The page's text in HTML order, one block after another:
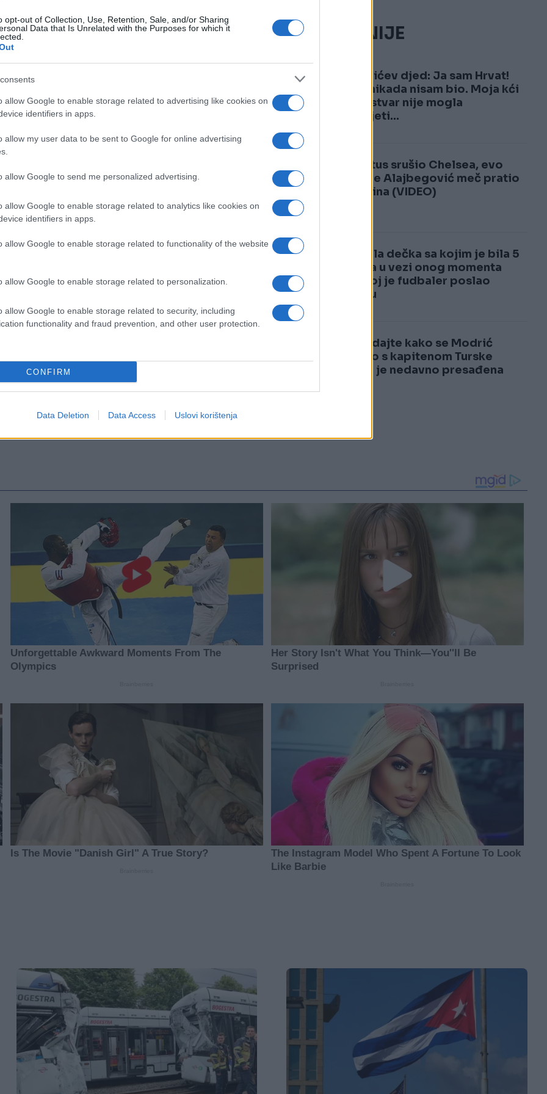
opt-out of Collection, Use, Retention, Sale, and/or Sharing
Data that Is Unrelated with the Purposes for which it
allow Google to enable storage related to advertising like cookies on
identifiers in apps.
allow my user data to be sent to Google for online advertising
allow Google to send me personalized advertising.
allow Google to enable storage related to analytics like cookies on
identifiers in apps.
allow Google to enable storage related to functionality of the website
allow Google to enable storage related to personalization.
allow Google to enable storage related to security, including
functionality and fraud prevention, and other user protection.
CONFIRM
Data Deletion Data Access Uslovi korištenja
otkazan. Prema najavama, otkazat će se i
Mnogi su u njemu vidjeli blistavu
Premiershipu, a za njega je bio posebno
a njegova porodica, prijatelji i saigrači
NAJČITANIJE
1
Đokovićev djed: Ja sam Hrvat!
Srbin nikada nisam bio. Moja kći
jednu stvar nije mogla
razumjeti...
2
Juventus srušio Chelsea, evo
zašto je Alajbegović meč pratio
sa tribina (VIDEO)
3
Ostavila dečka sa kojim je bila 5
godina u vezi onog momenta
kada joj je fudbaler poslao
poruku
4
Pogledajte kako se Modrić
našalio s kapitenom Turske
kojem je nedavno presađena